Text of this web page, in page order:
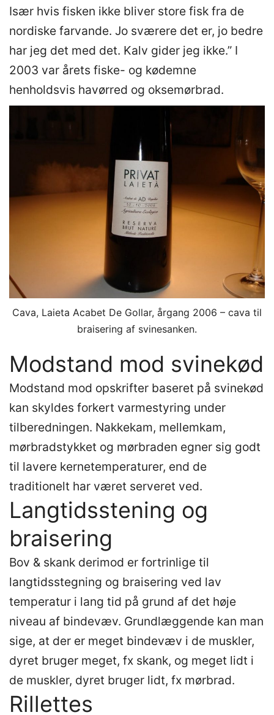
Især hvis fisken ikke bliver store fisk fra de
nordiske farvande. Jo sværere det er, jo bedre
har jeg det med det. Kalv gider jeg ikke.” I
2003 var årets fiske- og kødemne
henholdsvis havørred og oksemørbrad.
Cava, Laieta Acabet De Gollar, årgang 2006 – cava til
braisering af svinesanken.
Modstand mod svinekød
Modstand mod opskrifter baseret på svinekød
kan skyldes forkert varmestyring under
tilberedningen. Nakkekam, mellemkam,
mørbradstykket og mørbraden egner sig godt
til lavere kernetemperaturer, end de
traditionelt har været serveret ved.
Langtidsstening og
braisering
Bov & skank derimod er fortrinlige til
langtidsstegning og braisering ved lav
temperatur i lang tid på grund af det høje
niveau af bindevæv. Grundlæggende kan man
sige, at der er meget bindevæv i de muskler,
dyret bruger meget, fx skank, og meget lidt i
de muskler, dyret bruger lidt, fx mørbrad.
Rillettes